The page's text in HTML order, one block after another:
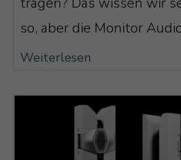
so, aber die Monitor
Weiterlesen